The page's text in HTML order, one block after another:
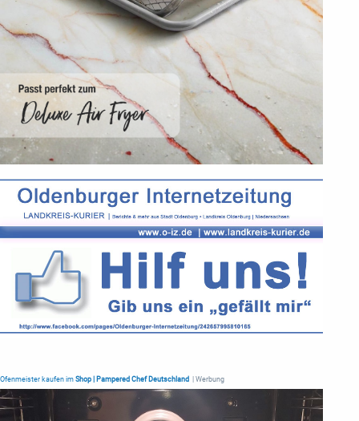
Ofenmeister kaufen im Shop | Pampered Chef Deutschland | Werbung